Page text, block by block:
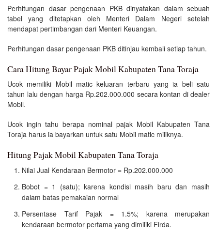
Perhitungan dasar pengenaan PKB dinyatakan dalam sebuah
tabel yang ditetapkan oleh Menteri Dalam Negeri setelah
mendapat pertimbangan dari Menteri Keuangan.
Perhitungan dasar pengenaan PKB ditinjau kembali setiap tahun.
Cara Hitung Bayar Pajak Mobil Kabupaten Tana Toraja
Ucok memiliki Mobil matic keluaran terbaru yang ia beli satu
tahun lalu dengan harga Rp.202.000.000 secara kontan di dealer
Mobil.
Ucok ingin tahu berapa nominal pajak Mobil Kabupaten Tana
Toraja harus ia bayarkan untuk satu Mobil matic miliknya.
Hitung Pajak Mobil Kabupaten Tana Toraja
Nilai Jual Kendaraan Bermotor = Rp.202.000.000
Bobot = 1 (satu); karena kondisi masih baru dan masih
dalam batas pemakaian normal
Persentase Tarif Pajak = 1.5%; karena merupakan
kendaraan bermotor pertama yang dimiliki Firda.